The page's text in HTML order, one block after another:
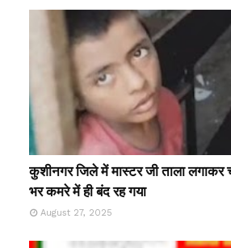
कुशीनगर जिले में मास्टर जी ताला लगाकर
भर कमरे में ही बंद रह गया
August 27, 2025